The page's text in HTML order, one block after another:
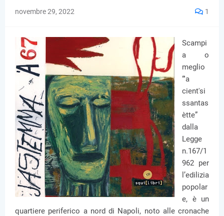
novembre 29, 2022 1
Scampi
a o
meglio
“'a
cient'si
ssantas
ètte”
dalla
Legge
n.167/1
962 per
l’edilizia
popolar
e, è un
quartiere periferico a nord di Napoli, noto alle cronache